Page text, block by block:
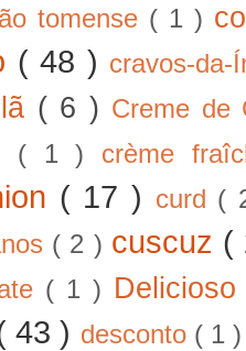
tomense ( 1 )
( 48 ) cravos-
( 6 ) Creme de
( 1 ) crème
( 17 ) curd (
( 2 ) cuscuz (
( 1 )
43 ) desconto ( 1